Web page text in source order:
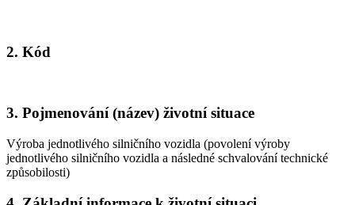
2. Kód
3. Pojmenování (název) životní situace
Výroba jednotlivého silničního vozidla (povolení výroby
jednotlivého silničního vozidla a následné schvalování technické
způsobilosti)